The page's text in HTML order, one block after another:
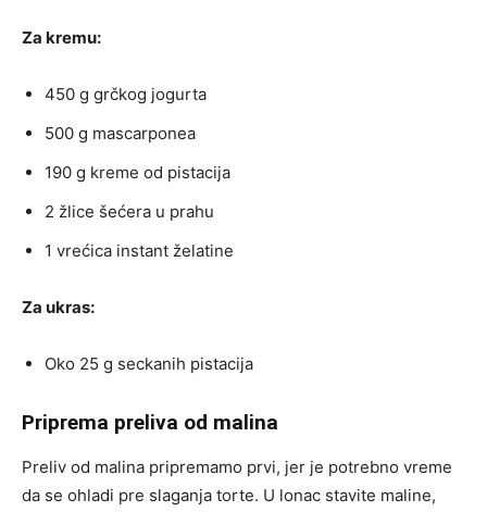
Za kremu:
450 g grčkog jogurta
500 g mascarponea
190 g kreme od pistacija
2 žlice šećera u prahu
1 vrećica instant želatine
Za ukras:
Oko 25 g seckanih pistacija
Priprema preliva od malina
Preliv od malina pripremamo prvi, jer je potrebno vreme
da se ohladi pre slaganja torte. U lonac stavite maline,